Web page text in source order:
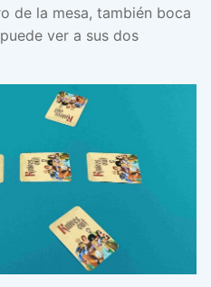
de la mesa, también boca
ver a sus dos